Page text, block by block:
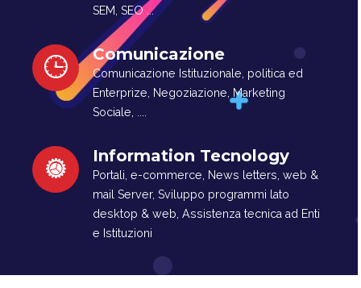
SEM, SEO ...
Comunicazione
Comunicazione Istituzionale, politica ed
Enterprize, Negoziazione, Marketing
Sociale, ....
Information Tecnology
Portali, e-commerce, News letters, web &
mail Server, Sviluppo programmi lato
desktop & web, Assistenza tecnica ad Enti
e Istituzioni